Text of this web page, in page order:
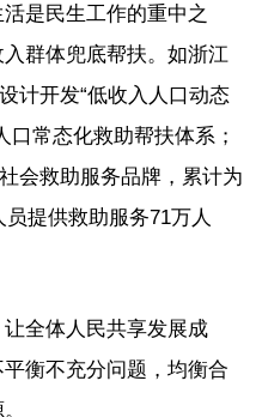
是民生工作的重中之
群体兜底帮扶。如浙江
计开发“低收入人口动态
口常态化救助帮扶体系；
会救助服务品牌，累计为
提供救助服务71万人
全体人民共享发展成
衡不充分问题，均衡合